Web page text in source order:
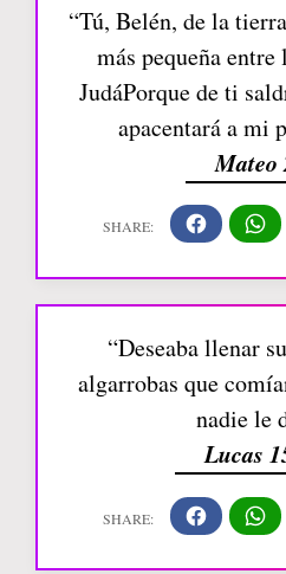
“Tú, Belén, de la
más pequeña
JudáPorque de ti
apacentará a mi
Mateo
“Deseaba llenar
algarrobas que
nadie le
Lucas